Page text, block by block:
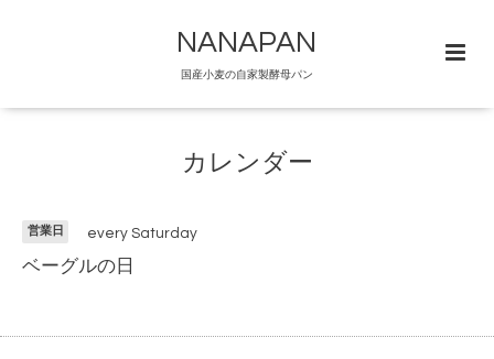
NANAPAN
国産小麦の自家製酵母パン
カレンダー
営業日 every Saturday
ベーグルの日